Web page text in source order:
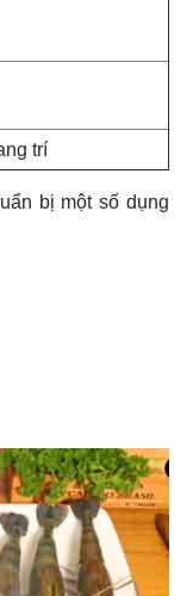
trí
bị một số dụng